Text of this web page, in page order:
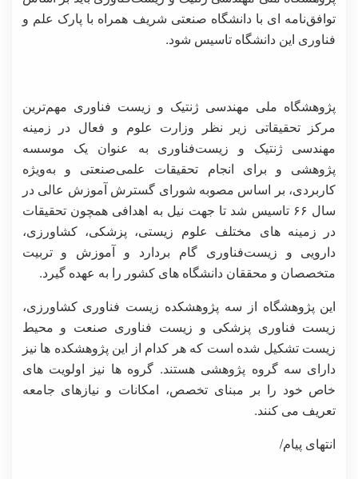
توافق‌نامه ای با دانشگاه صنعتی شریف همراه با پارک علم و
فناوری این دانشگاه تاسیس شود.
پژوهشگاه ملی مهندسی ژنتیک و زیست فناوری مهم‌ترین
مرکز تحقیقاتی زیر نظر وزارت علوم و فعال در زمینه
مهندسی ژنتیک و زیست‌فناوری به عنوان یک موسسه
پژوهشی و برای انجام تحقیقات علمی‌صنعتی و به‌ویژه
کاربردی، بر اساس مصوبه شورای گسترش آموزش عالی در
سال ۶۶ تاسیس شد تا جهت نیل به اهدافی همچون تحقیقات
در زمینه های مختلف علوم زیستی، پزشکی،‌ کشاورزی،
دارویی و زیست‌فناوری گام بردارد و آموزش و تربیت
متخصصان و محققان دانشگاه های کشور را به عهده گیرد.
این پژوهشگاه از سه پژوهشکده زیست فناوری کشاورزی،
زیست فناوری پزشکی و زیست فناوری صنعت و محیط
زیست تشکیل شده است که هر کدام از این پژوهشکده ها نیز
دارای سه گروه پژوهشی هستند. گروه ها نیز اولویت های
خاص خود را بر مبنای تخصص، امکانات و نیازهای جامعه
تعریف می کنند.
انتهای پیام/